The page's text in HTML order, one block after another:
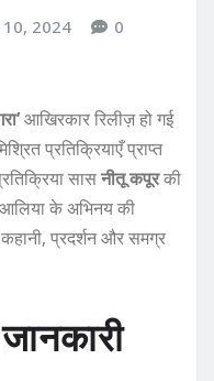
2024 0
आखिरकार रिलीज़ हो गई
प्रतिक्रियाएँ प्राप्त
सासनीतू कपूरकी
के अभिनय की
प्रदर्शन और समग्र